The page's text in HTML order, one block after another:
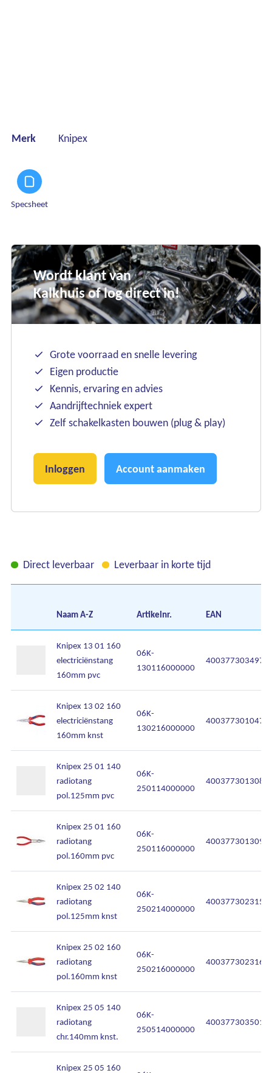
Merk Knipex
Specsheet
Wordt klant van
Kalkhuis of log direct in!
Grote voorraad en snelle levering
Eigen productie
Kennis, ervaring en advies
Aandrijftechniek expert
Zelf schakelkasten bouwen (plug & play)
Inloggen Account aanmaken
Direct leverbaar Leverbaar in korte tijd
NaamA-Z Artikelnr. EAN
Knipex 13 01 160
electriciënstang
160mm pvc
06K-
130116000000
4003773034971
Knipex 13 02 160
electriciënstang
160mm knst
06K-
130216000000
4003773010470
Knipex 25 01 140
radiotang
pol.125mm pvc
06K-
250114000000
4003773013082
Knipex 25 01 160
radiotang
pol.160mm pvc
06K-
250116000000
4003773013099
Knipex 25 02 140
radiotang
pol.125mm knst
06K-
250214000000
4003773023159
Knipex 25 02 160
radiotang
pol.160mm knst
06K-
250216000000
4003773023166
Knipex 25 05 140
radiotang
chr.140mm knst.
06K-
250514000000
4003773035015
Knipex 25 05 160